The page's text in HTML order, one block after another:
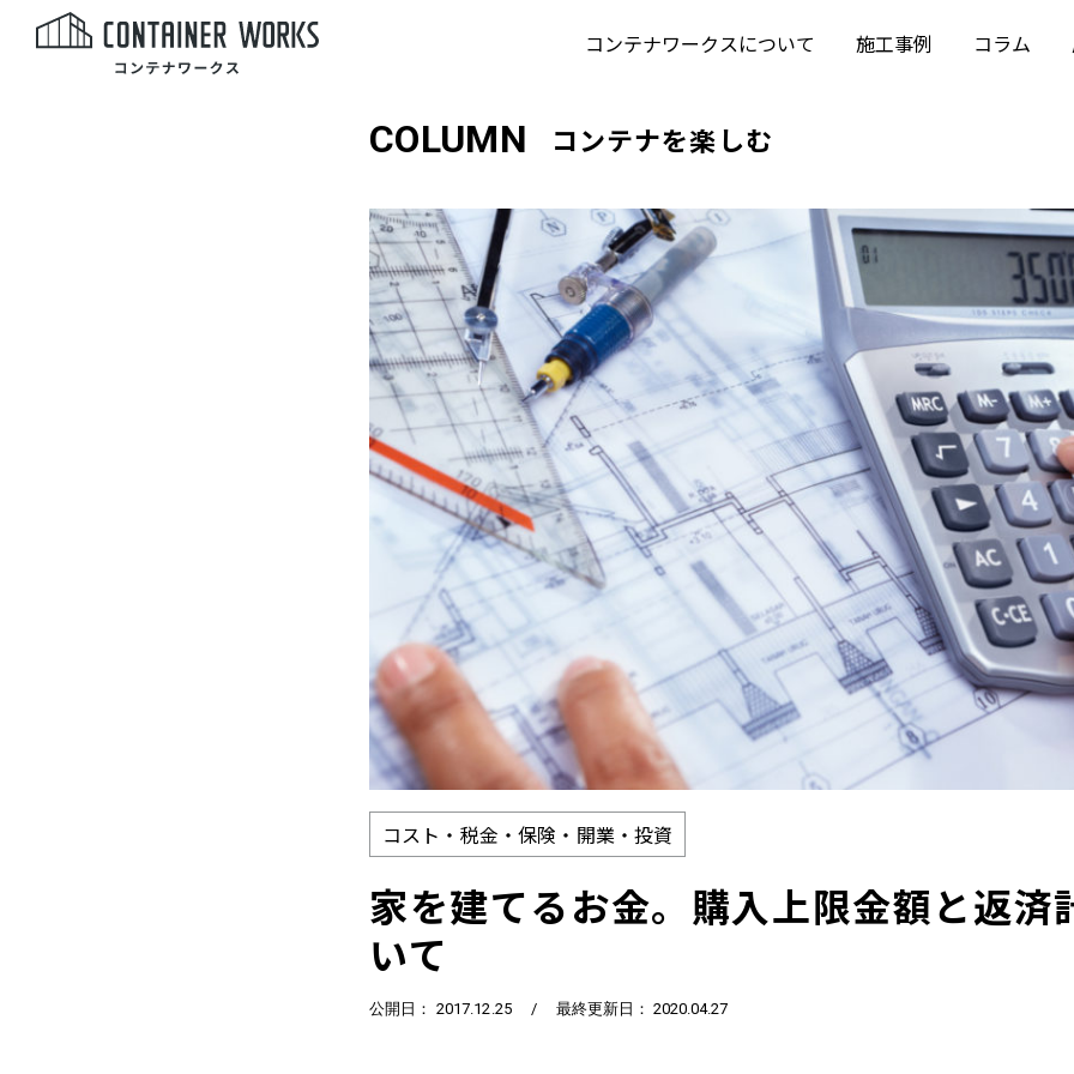
コンテナワークスについて 施工事例 コラム
コンテナを楽しむ
COLUMN
コスト・税金・保険・開業・投資
家を建てるお金。購入上限金額と返済
いて
公開日： 2017.12.25 /最終更新日： 2020.04.27